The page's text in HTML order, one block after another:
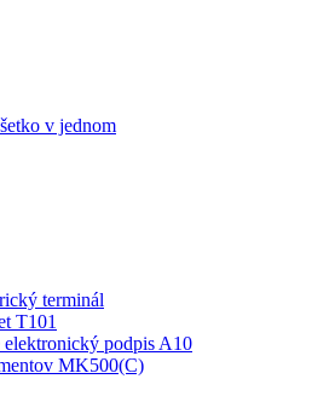
v jednom
terminál
T101
elektronický podpis A10
MK500(C)